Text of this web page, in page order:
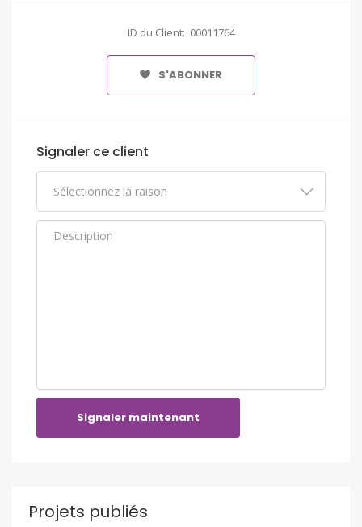
ID du Client: 00011764
S'ABONNER
Signaler ce client
Signaler maintenant
Projets publiés